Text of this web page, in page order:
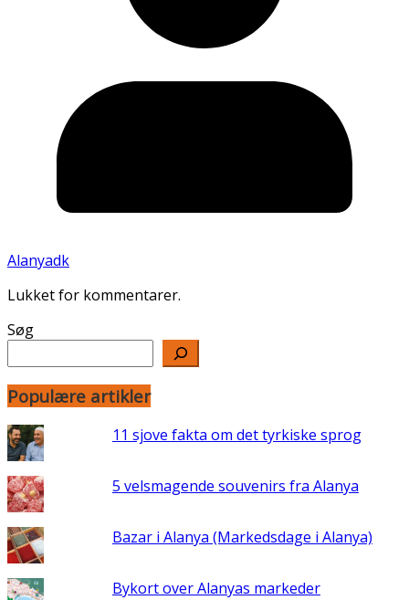
Alanyadk
Lukket for kommentarer.
Søg
Populære artikler
11 sjove fakta om det tyrkiske sprog
5 velsmagende souvenirs fra Alanya
Bazar i Alanya (Markedsdage i Alanya)
Bykort over Alanyas markeder